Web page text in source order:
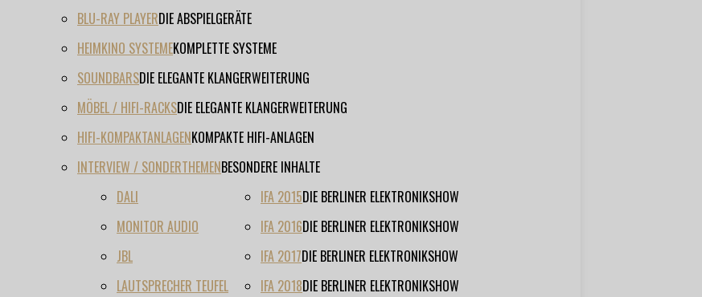
BLU-RAY PLAYERDIE ABSPIELGERÄTE
HEIMKINO SYSTEMEKOMPLETTE SYSTEME
SOUNDBARSDIE ELEGANTE KLANGERWEITERUNG
MÖBEL / HIFI-RACKSDIE ELEGANTE KLANGERWEITERUNG
HIFI-KOMPAKTANLAGENKOMPAKTE HIFI-ANLAGEN
INTERVIEW / SONDERTHEMENBESONDERE INHALTE
DALI
MONITOR AUDIO
JBL
LAUTSPRECHER TEUFEL
IFA 2015DIE BERLINER ELEKTRONIKSHOW
IFA 2016DIE BERLINER ELEKTRONIKSHOW
IFA 2017DIE BERLINER ELEKTRONIKSHOW
IFA 2018DIE BERLINER ELEKTRONIKSHOW